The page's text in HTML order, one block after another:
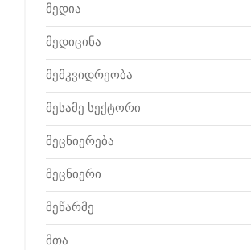
მედია
მედიცინა
მემკვიდრეობა
მესამე სექტორი
მეცნიერება
მეცნიერი
მეწარმე
მთა